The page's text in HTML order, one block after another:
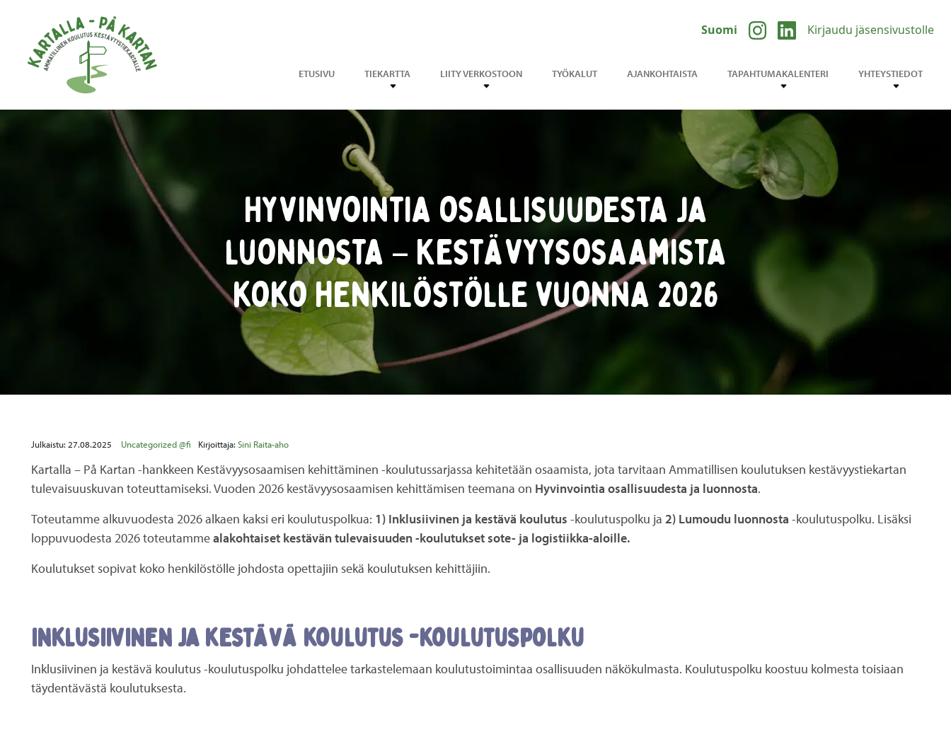
ETUSIVU TIEKARTTA LIITY VERKOSTOON TYÖKALUT AJANKOHTAISTA TAPAHTUMAKALENTERI YHTEYSTIEDOT
Suomi Kirjaudu jäsensivustolle
Hyvinvointia osallisuudesta ja
luonnosta – Kestävyysosaamista
koko henkilöstölle vuonna 2026
Julkaistu: 27.08.2025 Uncategorized @fi Kirjoittaja: Sini Raita-aho
Kartalla – På Kartan -hankkeen Kestävyysosaamisen kehittäminen -koulutussarjassa kehitetään osaamista, jota tarvitaan Ammatillisen koulutuksen kestävyystiekartan
tulevaisuuskuvan toteuttamiseksi. Vuoden 2026 kestävyysosaamisen kehittämisen teemana on Hyvinvointia osallisuudesta ja luonnosta.
Toteutamme alkuvuodesta 2026 alkaen kaksi eri koulutuspolkua: 1) Inklusiivinen ja kestävä koulutus -koulutuspolku ja 2) Lumoudu luonnosta -koulutuspolku. Lisäksi
loppuvuodesta 2026 toteutammealakohtaiset kestävän tulevaisuuden -koulutukset sote- ja logistiikka-aloille.
Koulutukset sopivat koko henkilöstölle johdosta opettajiin sekä koulutuksen kehittäjiin.
Inklusiivinen ja kestävä koulutus -koulutuspolku
Inklusiivinen ja kestävä koulutus -koulutuspolku johdattelee tarkastelemaan koulutustoimintaa osallisuuden näkökulmasta. Koulutuspolku koostuu kolmesta toisiaan
täydentävästä koulutuksesta.